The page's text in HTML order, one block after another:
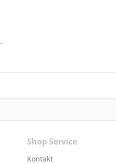
Shop Service
Kontakt